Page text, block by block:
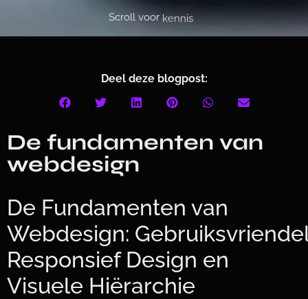
Scroll voor kennis
Deel deze blogpost:
De fundamenten van
webdesign
De Fundamenten van
Webdesign:
Responsief Design en
Visuele Hiërarchie